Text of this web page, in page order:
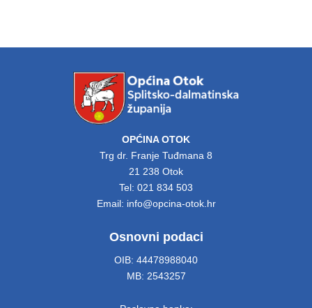
OPĆINA OTOK
Trg dr. Franje Tuđmana 8
21 238 Otok
Tel: 021 834 503
Email: info@opcina-otok.hr
Osnovni podaci
OIB: 44478988040
MB: 2543257